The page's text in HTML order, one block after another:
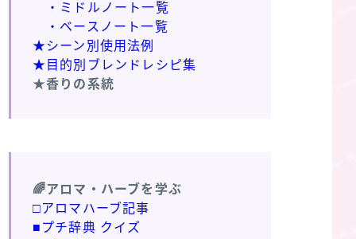
・ミドルノート一覧
・ベースノート一覧
★シーン別使用法例
★目的別ブレンドレシピ集
★香りの系統
🌈アロマ・ハーブを学ぶ
□アロマハーブ記事
■プチ辞典 クイズ